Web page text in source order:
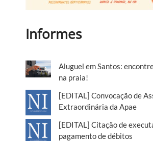
Informes
Aluguel em Santos:
na praia!
[EDITAL] Convocação de
Extraordinária da Apae
[EDITAL] Citação de
pagamento de débitos